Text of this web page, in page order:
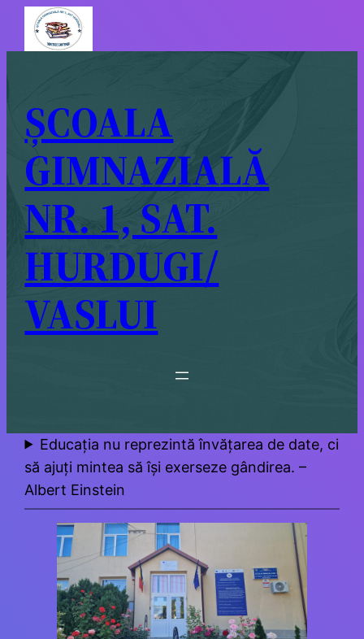
ȘCOALA
GIMNAZIALĂ
NR. 1, SAT.
HURDUGI/
VASLUI
Educația nu reprezintă învățarea de date, ci
să ajuți mintea să își exerseze gândirea. –
Albert Einstein